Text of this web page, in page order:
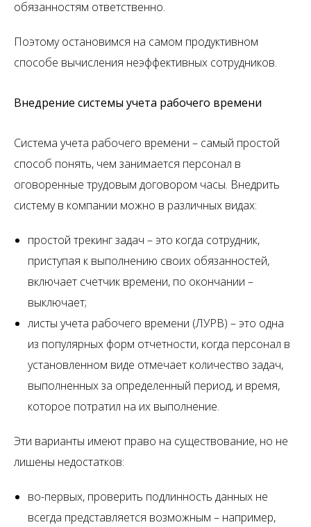
обязанностям ответственно.
Поэтому остановимся на самом продуктивном
способе вычисления неэффективных сотрудников.
Внедрение системы учета рабочего времени
Система учета рабочего времени – самый простой
способ понять, чем занимается персонал в
оговоренные трудовым договором часы. Внедрить
систему в компании можно в различных видах:
простой трекинг задач – это когда сотрудник,
приступая к выполнению своих обязанностей,
включает счетчик времени, по окончании –
выключает;
листы учета рабочего времени (ЛУРВ) – это одна
из популярных форм отчетности, когда персонал в
установленном виде отмечает количество задач,
выполненных за определенный период, и время,
которое потратил на их выполнение.
Эти варианты имеют право на существование, но не
лишены недостатков:
во-первых, проверить подлинность данных не
всегда представляется возможным – например,